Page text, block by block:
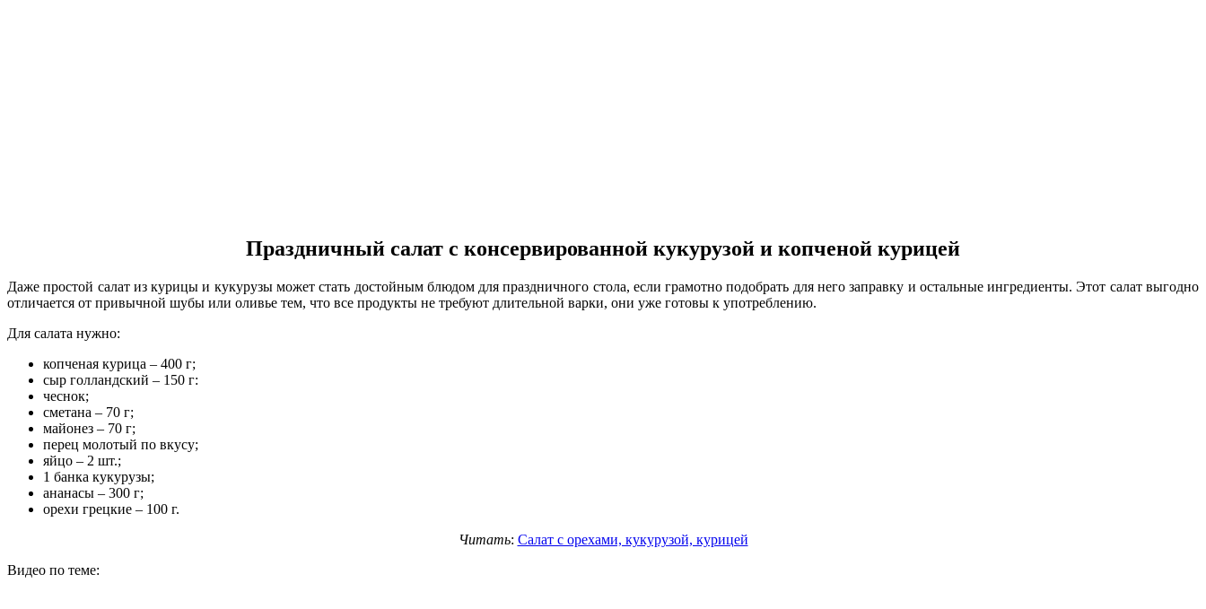
Праздничный салат с консервированной кукурузой и копченой курицей
Даже простой салат из курицы и кукурузы может стать достойным блюдом для праздничного стола, если грамотно подобрать для него заправку и остальные ингредиенты. Этот салат выгодно
отличается от привычной шубы или оливье тем, что все продукты не требуют длительной варки, они уже готовы к употреблению.
Для салата нужно:
копченая курица – 400 г;
сыр голландский – 150 г:
чеснок;
сметана – 70 г;
майонез – 70 г;
перец молотый по вкусу;
яйцо – 2 шт.;
1 банка кукурузы;
ананасы – 300 г;
орехи грецкие – 100 г.
Читать: Салат с орехами, кукурузой, курицей
Видео по теме: